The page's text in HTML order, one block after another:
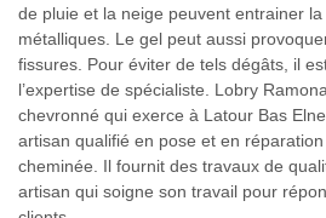
de pluie et la neige peuvent entrainer
métalliques. Le gel peut aussi
fissures. Pour éviter de tels dégâts, il
l’expertise de spécialiste. Lobry
chevronné qui exerce à Latour Bas
artisan qualifié en pose et en
cheminée. Il fournit des travaux de
artisan qui soigne son travail pour